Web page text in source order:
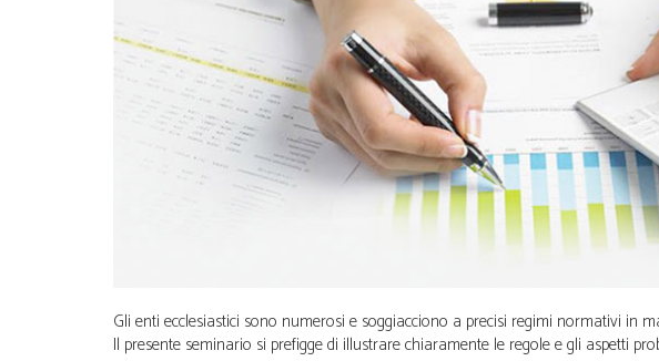
Gli enti ecclesiastici sono numerosi e soggiacciono a precisi regimi normativi in
Il presente seminario si prefigge di illustrare chiaramente le regole e gli aspetti